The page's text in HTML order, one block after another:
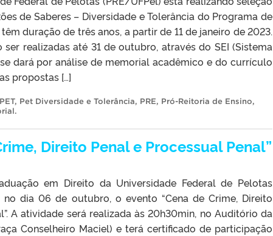
de Saberes – Diversidade e Tolerância do Programa de
duração de três anos, a partir de 11 de janeiro de 2023.
realizadas até 31 de outubro, através do SEI (Sistema
dará por análise de memorial acadêmico e do currículo
propostas […]
PET, Pet Diversidade e Tolerância, PRE, Pró-Reitoria de Ensino,
.
Direito Penal e Processual Penal”
em Direito da Universidade Federal de Pelotas
no dia 06 de outubro, o evento “Cena de Crime, Direito
A atividade será realizada às 20h30min, no Auditório da
Conselheiro Maciel) e terá certificado de participação